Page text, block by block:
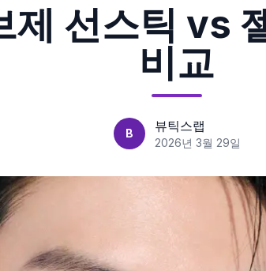
제 선스틱 vs
비교
B 뷰틱스랩
2026년 3월 29일